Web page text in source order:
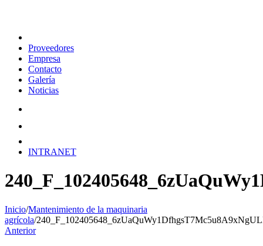
Proveedores
Empresa
Contacto
Galería
Noticias
INTRANET
Inicio/Mantenimiento de la maquinaria
agrícola/
Anterior